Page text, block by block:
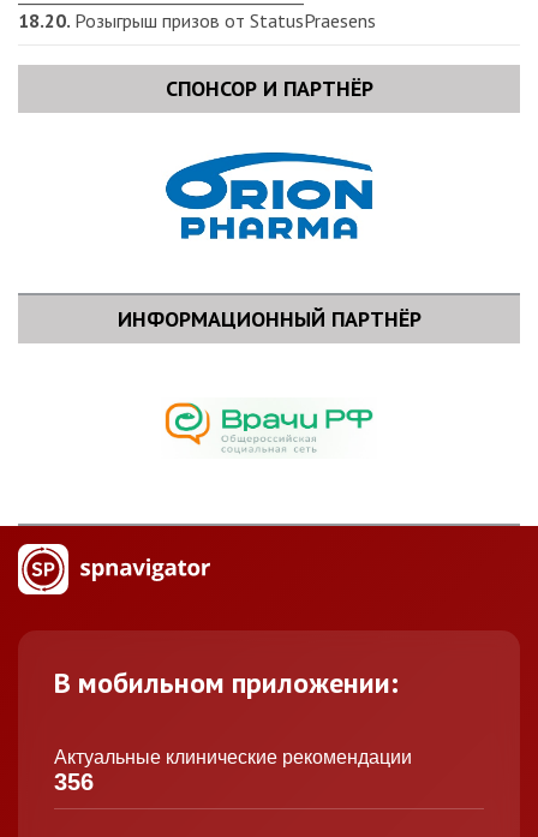
18.20. Розыгрыш призов от StatusPraesens
СПОНСОР И ПАРТНЁР
ИНФОРМАЦИОННЫЙ ПАРТНЁР
В мобильном приложении:
Актуальные клинические рекомендации
356